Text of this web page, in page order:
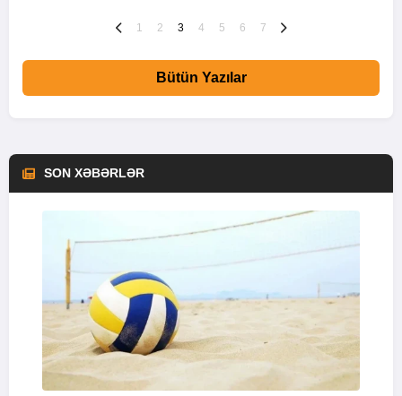
1 2 3 4 5 6 7
Bütün Yazılar
SON XƏBƏRLƏR